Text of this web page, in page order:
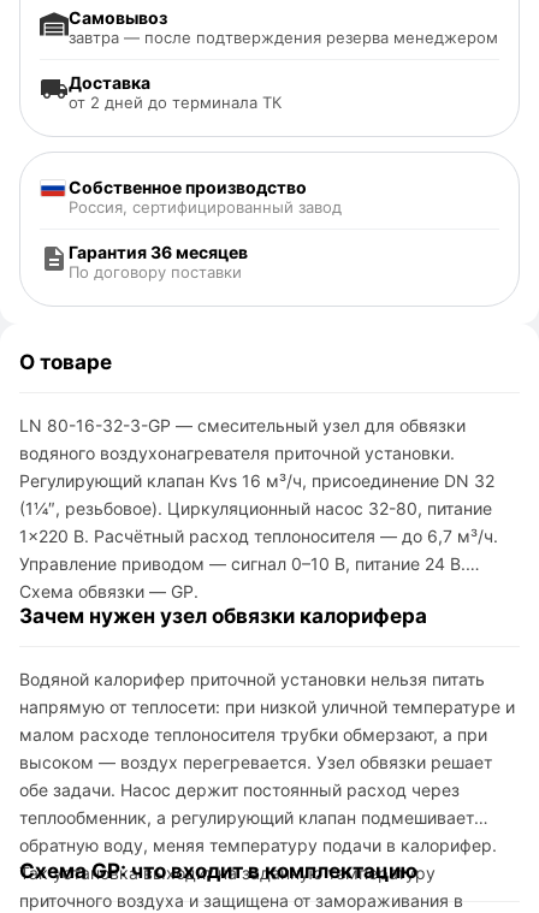
Доставка
от 2 дней до терминала ТК
Самовывоз
завтра — после подтверждения резерва менеджером
Собственное производство
Россия, сертифицированный завод
Гарантия 36 месяцев
По договору поставки
О товаре
LN 80-16-32-3-GP — смесительный узел для обвязки
водяного воздухонагревателя приточной установки.
Регулирующий клапан Kvs 16 м³/ч, присоединение DN 32
(1¼″, резьбовое). Циркуляционный насос 32-80, питание
1×220 В. Расчётный расход теплоносителя — до 6,7 м³/ч.
Управление приводом — сигнал 0–10 В, питание 24 В.
Схема обвязки — GP.
Зачем нужен узел обвязки калорифера
Водяной калорифер приточной установки нельзя питать
напрямую от теплосети: при низкой уличной температуре и
малом расходе теплоносителя трубки обмерзают, а при
высоком — воздух перегревается. Узел обвязки решает
обе задачи. Насос держит постоянный расход через
теплообменник, а регулирующий клапан подмешивает
обратную воду, меняя температуру подачи в калорифер.
Так установка выходит на заданную температуру
приточного воздуха и защищена от замораживания в
Схема GP: что входит в комплектацию